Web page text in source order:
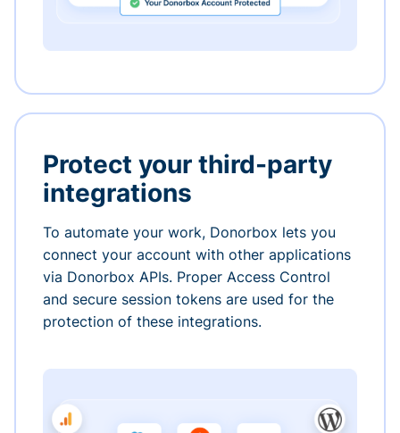
Protect your third-party
integrations
To automate your work, Donorbox lets you
connect your account with other applications
via Donorbox APIs. Proper Access Control
and secure session tokens are used for the
protection of these integrations.